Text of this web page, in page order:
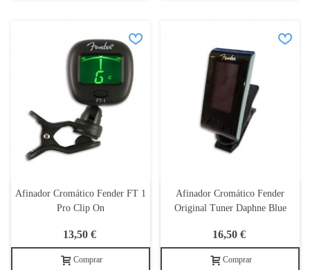
Afinador Cromático Fender FT 1
Pro Clip On
13,50 €
Comprar
Afinador Cromático Fender
Original Tuner Daphne Blue
16,50 €
Comprar